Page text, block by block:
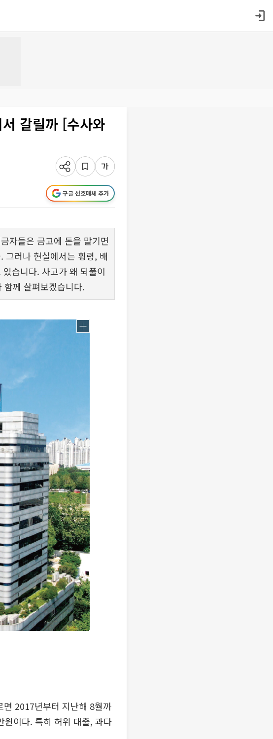
갈릴까 [수사와
구글 선호매체 추가
자들은 금고에 돈을 맡기면
그러나 현실에서는 횡령, 배
습니다. 사고가 왜 되풀이
함께 살펴보겠습니다.
면 2017년부터 지난해 8월까
이다. 특히 허위 대출, 과다